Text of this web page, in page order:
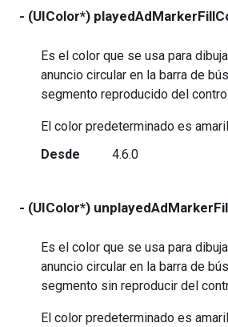
- (UIColor*)
Es el color que se usa para
anuncio circular en la barra de
segmento reproducido del
El color predeterminado es
Desde
4.6.0
- (UIColor*)
Es el color que se usa para
anuncio circular en la barra de
segmento sin reproducir del
El color predeterminado es